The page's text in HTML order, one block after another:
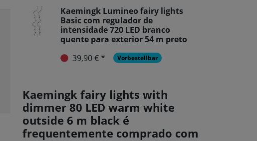
Kaemingk Lumineo fairy lights
Basic com regulador de
intensidade 720 LED branco
quente para exterior 54 m preto
39,90 € *
Vorbestellbar
Kaemingk fairy lights with
dimmer 80 LED warm white
outside 6 m black é
frequentemente comprado com